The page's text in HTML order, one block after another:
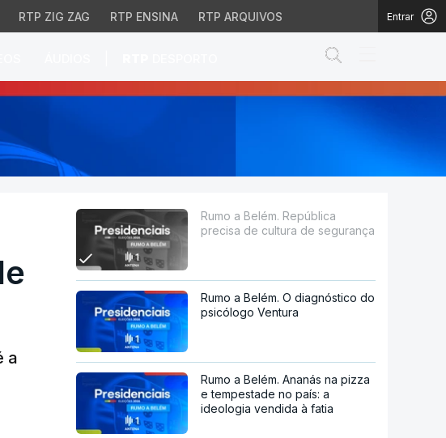
RTP ZIG ZAG RTP ENSINA RTP ARQUIVOS Entrar
de segurança
a
Rumo a Belém. República
precisa de cultura de segurança
Rumo a Belém. O diagnóstico do
psicólogo Ventura
Rumo a Belém. Ananás na pizza
e tempestade no país: a
ideologia vendida à fatia